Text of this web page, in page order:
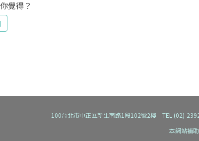
覺得？
100台北市中正區新生南路1段102號2樓 TEL (02)-
本網站補